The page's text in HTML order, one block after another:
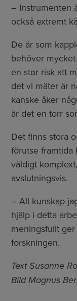
– Instrumenten
också extremt
De är som
behöver
en stor risk att
det vi mäter är
kanske åker
är det en torr
Det finns stora
förutse framtida
väldigt
avslutningsvis.
– All kunskap
hjälp i detta
meningsfullt
forskningen.
Text Susanne
Bild Magnus